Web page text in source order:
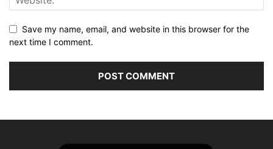
Save my name, email, and website in this browser for the
next time I comment.